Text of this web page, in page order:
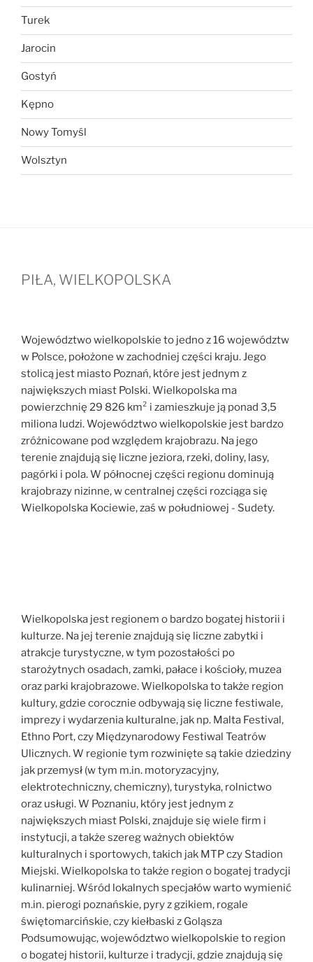
Turek
Jarocin
Gostyń
Kępno
Nowy Tomyśl
Wolsztyn
PIŁA, WIELKOPOLSKA
Województwo wielkopolskie to jedno z 16 województw
w Polsce, położone w zachodniej części kraju. Jego
stolicą jest miasto Poznań, które jest jednym z
największych miast Polski. Wielkopolska ma
powierzchnię 29 826 km² i zamieszkuje ją ponad 3,5
miliona ludzi. Województwo wielkopolskie jest bardzo
zróżnicowane pod względem krajobrazu. Na jego
terenie znajdują się liczne jeziora, rzeki, doliny, lasy,
pagórki i pola. W północnej części regionu dominują
krajobrazy nizinne, w centralnej części rozciąga się
Wielkopolska Kociewie, zaś w południowej - Sudety.
Wielkopolska jest regionem o bardzo bogatej historii i
kulturze. Na jej terenie znajdują się liczne zabytki i
atrakcje turystyczne, w tym pozostałości po
starożytnych osadach, zamki, pałace i kościoły, muzea
oraz parki krajobrazowe. Wielkopolska to także region
kultury, gdzie corocznie odbywają się liczne festiwale,
imprezy i wydarzenia kulturalne, jak np. Malta Festival,
Ethno Port, czy Międzynarodowy Festiwal Teatrów
Ulicznych. W regionie tym rozwinięte są takie dziedziny
jak przemysł (w tym m.in. motoryzacyjny,
elektrotechniczny, chemiczny), turystyka, rolnictwo
oraz usługi. W Poznaniu, który jest jednym z
największych miast Polski, znajduje się wiele firm i
instytucji, a także szereg ważnych obiektów
kulturalnych i sportowych, takich jak MTP czy Stadion
Miejski. Wielkopolska to także region o bogatej tradycji
kulinarniej. Wśród lokalnych specjałów warto wymienić
m.in. pierogi poznańskie, pyry z gzikiem, rogale
świętomarcińskie, czy kiełbaski z Goląsza
Podsumowując, województwo wielkopolskie to region
o bogatej historii, kulturze i tradycji, gdzie znajdują się